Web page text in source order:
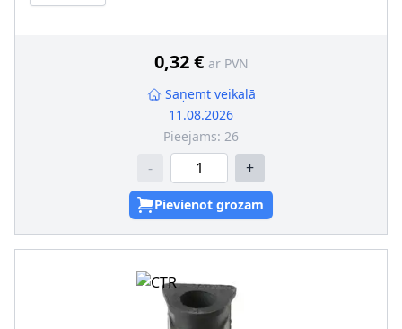
0,32 € ar PVN
Saņemt veikalā
11.08.2026
Pieejams: 26
- +
Pievienot grozam